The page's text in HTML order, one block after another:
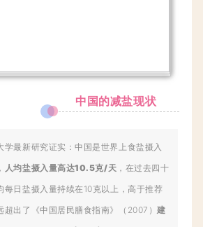
中国的减盐现状
学最新研究证实：中国是世界上食盐摄入
人均盐摄入量高达10.5克/天 ，在过去四十
每日盐摄入量持续在10克以上，高于推荐
超出了《中国居民膳食指南》（2007）建